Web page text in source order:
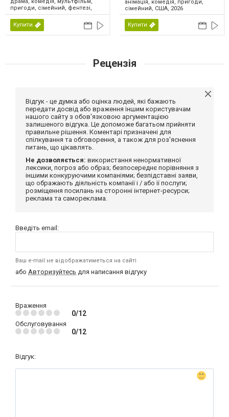
драма, комедія, мультфільм,
пригоди, сімейний, фентезі,
США, 2026
Купити
анімація, комедія, пригоди,
сімейний, США, 2026
Купити
Рецензія
Відгук - це думка або оцінка людей, які бажають
передати досвід або враження іншим користувачам
нашого сайту з обов'язковою аргументацією
залишеного відгука. Це допоможе багатьом прийняти
правильне рішення. Коментарі призначені для
спілкування та обговорення, а також для роз'яснення
питань, що цікавлять.
Не дозволяється: використання ненормативної
лексики, погроз або образ; безпосереднє порівняння з
іншими конкуруючими компаніями; безпідставні заяви,
що ображають діяльність компанії і / або її послуги;
розміщення посилань на сторонні інтернет-ресурси;
реклама та самореклама.
Введіть email:
Ваш e-mail не відображатиметься на сайті
або Авторизуйтесь для написання відгуку
Враження
0/12
Обслуговування
0/12
Відгук: